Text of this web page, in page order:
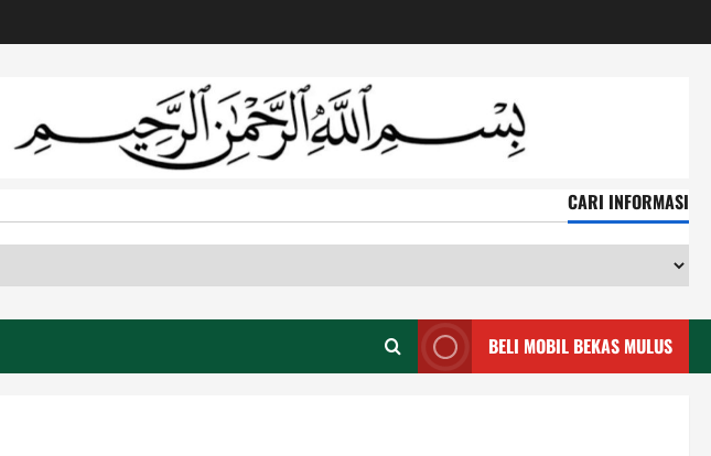
CARI INFORMASI
BELI MOBIL BEKAS MULUS